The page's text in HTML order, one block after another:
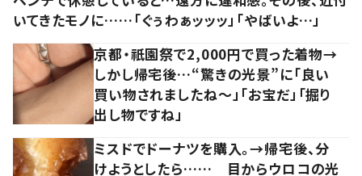
いてきたモノに……「ぐぅわぁッッッ」「やばいよ…」
京都・祇園祭で2,000円で買った着物→
しかし帰宅後…“驚きの光景”に「良い
買い物されましたね～」「お宝だ」「掘り
出し物ですね」
ミスドでドーナツを購入。→帰宅後、分
けようとしたら…… 目からウロコの光